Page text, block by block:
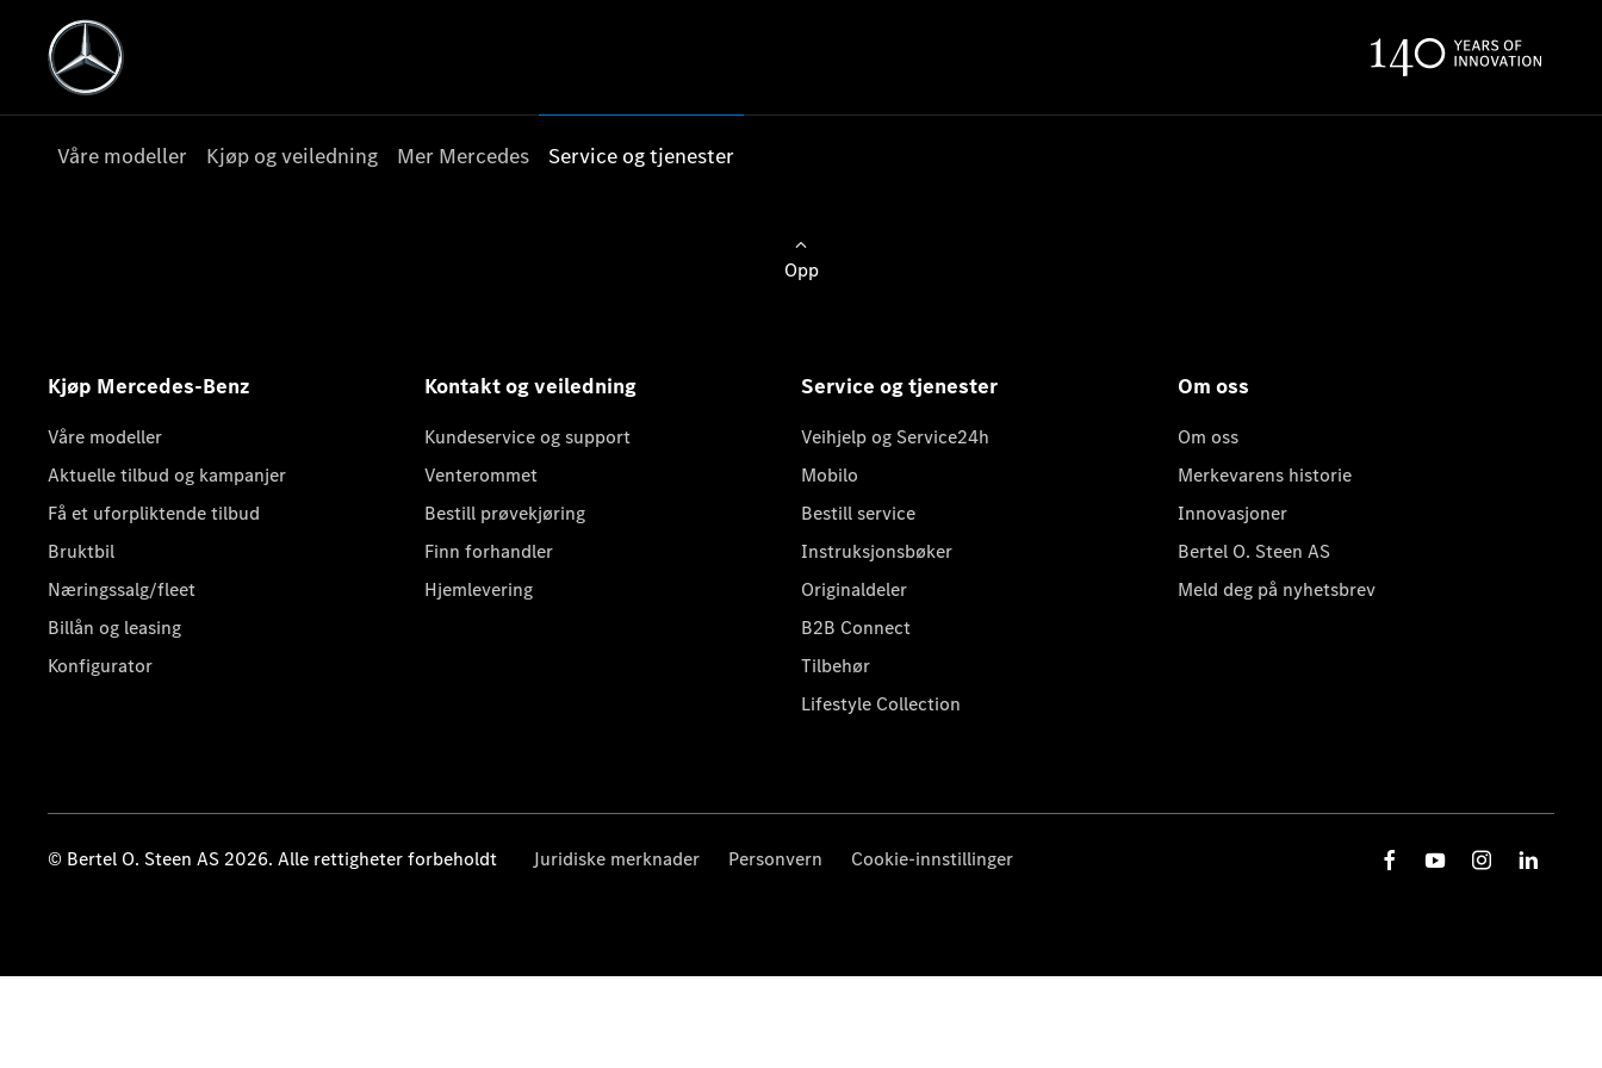
Våre modeller Kjøp og veiledning Mer Mercedes Service og tjenester
Opp
Kjøp Mercedes-Benz
Våre modeller
Aktuelle tilbud og kampanjer
Få et uforpliktende tilbud
Bruktbil
Næringssalg/fleet
Billån og leasing
Konfigurator
Kontakt og veiledning
Kundeservice og support
Venterommet
Bestill prøvekjøring
Finn forhandler
Hjemlevering
Service og tjenester
Veihjelp og Service24h
Mobilo
Bestill service
Instruksjonsbøker
Originaldeler
B2B Connect
Tilbehør
Lifestyle Collection
Om oss
Om oss
Merkevarens historie
Innovasjoner
Bertel O. Steen AS
Meld deg på nyhetsbrev
© Bertel O. Steen AS 2026. Alle rettigheter forbeholdt Juridiske merknader Personvern Cookie-innstillinger